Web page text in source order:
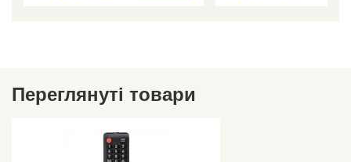
Переглянуті товари